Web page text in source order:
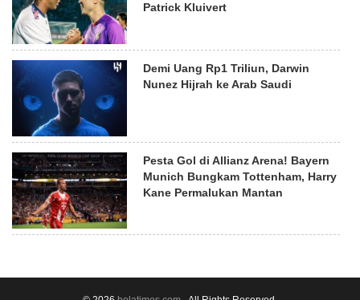
Patrick Kluivert
Demi Uang Rp1 Triliun, Darwin
Nunez Hijrah ke Arab Saudi
Pesta Gol di Allianz Arena! Bayern
Munich Bungkam Tottenham, Harry
Kane Permalukan Mantan